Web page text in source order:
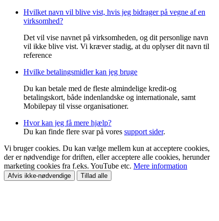
Hvilket navn vil blive vist, hvis jeg bidrager på vegne af en
virksomhed?
Det vil vise navnet på virksomheden, og dit personlige navn
vil ikke blive vist. Vi kræver stadig, at du oplyser dit navn til
reference
Hvilke betalingsmidler kan jeg bruge
Du kan betale med de fleste almindelige kredit-og
betalingskort, både indenlandske og internationale, samt
Mobilepay til visse organisationer.
Hvor kan jeg få mere hjælp?
Du kan finde flere svar på vores support sider.
Vi bruger cookies. Du kan vælge mellem kun at acceptere cookies,
der er nødvendige for driften, eller acceptere alle cookies, herunder
marketing cookies fra f.eks. YouTube etc. Mere information
Afvis ikke-nødvendige Tillad alle